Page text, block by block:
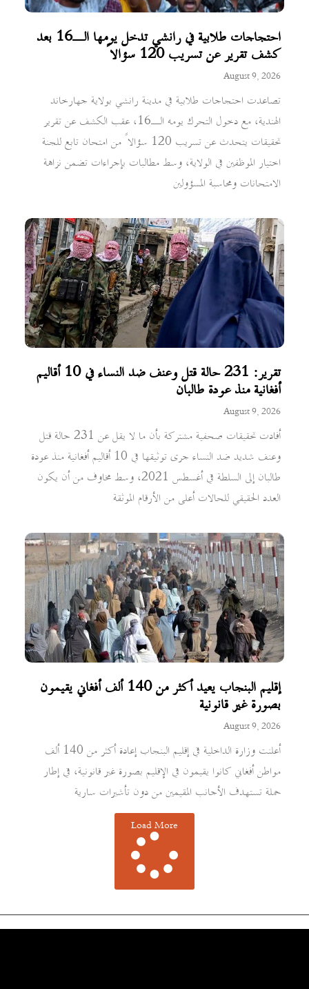
احتجاجات طلابية في رانشي تدخل يومها الـ16 بعد
كشف تقرير عن تسريب 120 سؤالاً
August 9, 2026
تصاعدت احتجاجات طلابية في مدينة رانشي بولاية جهارخاند
الهندية، مع دخول التحرك يومه الـ16، عقب الكشف عن تقرير
تحقيقات يتحدث عن تسريب 120 سؤالاً من امتحان تابع للجنة
اختيار الموظفين في الولاية، وسط مطالبات بإجراءات تضمن نزاهة
الامتحانات ومحاسبة المسؤولين
تقرير: 231 حالة قتل وعنف ضد النساء في 10 أقاليم
أفغانية منذ عودة طالبان
August 9, 2026
أفادت تحقيقات صحفية مشتركة بأن ما لا يقل عن 231 حالة قتل
وعنف شديد ضد النساء جرى توثيقها في 10 أقاليم أفغانية منذ عودة
طالبان إلى السلطة في أغسطس 2021، وسط مخاوف من أن يكون
العدد الحقيقي للحالات أعلى من الأرقام الموثقة
إقليم البنجاب يعيد أكثر من 140 ألف أفغاني يقيمون
بصورة غير قانونية
August 9, 2026
أعلنت وزارة الداخلية في إقليم البنجاب إعادة أكثر من 140 ألف
مواطن أفغاني كانوا يقيمون في الإقليم بصورة غير قانونية، في إطار
حملة تستهدف الأجانب المقيمين من دون تأشيرات سارية
Load More